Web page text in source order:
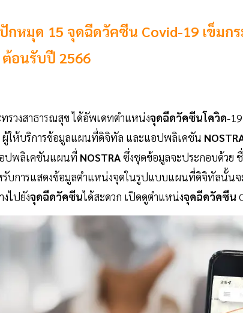
กหมุด 15 จุดฉีดวัคซีน Covid-19 เข็ม
อนรับปี 2566
รวงสาธารณสุข ได้อัพเดทตำแหน่งจุดฉีดวัคซีนโควิด-
ผู้ให้บริการข้อมูลแผนที่ดิจิทัล และแอปพลิเคชัน
ปพลิเคชันแผนที่ NOSTRAซึ่งชุดข้อมูลจะประกอบด้วย
บการแสดงข้อมูลตำแหน่งจุดในรูปแบบแผนที่ดิจิทัลนั้นจ
ไปยังจุดฉีดวัคซีนได้สะดวก เปิดดูตำแหน่งจุดฉีดวัคซีน